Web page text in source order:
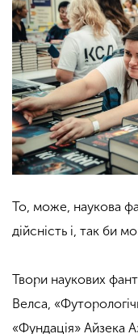
То, може, наукова
дійсність і, так би
Твори наукових
Велса,
«Фундація» Айзека